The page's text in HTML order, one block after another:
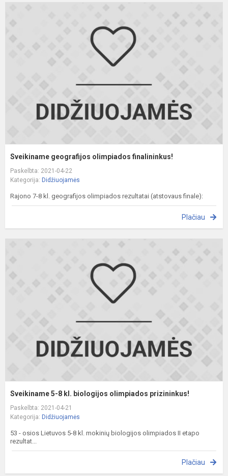
Sveikiname geografijos olimpiados finalininkus!
Paskelbta: 2021-04-22
Kategorija: Didžiuojamės
Rajono 7-8 kl. geografijos olimpiados rezultatai (atstovaus finale):
Plačiau
Sveikiname 5-8 kl. biologijos olimpiados prizininkus!
Paskelbta: 2021-04-21
Kategorija: Didžiuojamės
53 - osios Lietuvos 5-8 kl. mokinių biologijos olimpiados II etapo
rezultat...
Plačiau